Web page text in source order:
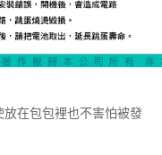
在包包裡也不害怕被發